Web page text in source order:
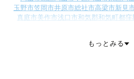
玉野市笠岡市井原市総社市高梁市新見
真庭市美作市浅口市和気郡和気町都窪
加賀郡吉備中央町
もっとみる